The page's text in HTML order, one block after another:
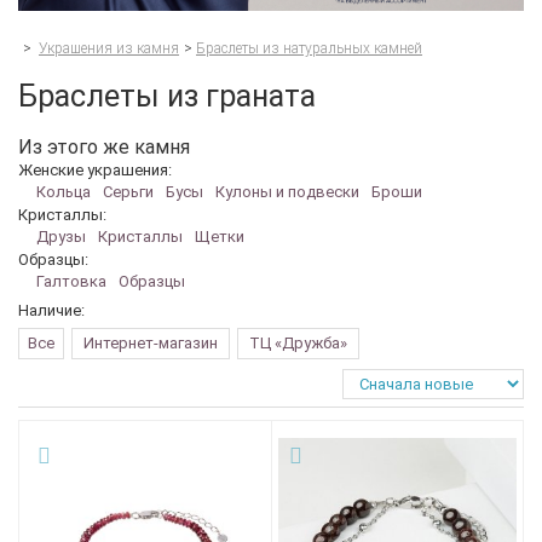
> Украшения из камня > Браслеты из натуральных камней
Браслеты из граната
Из этого же камня
Женские украшения:
Кольца
Серьги Бусы Кулоны и подвески
Броши
Кристаллы:
Друзы
Кристаллы
Щетки
Образцы:
Галтовка
Образцы
Наличие:
Все
Интернет-магазин ТЦ «Дружба»